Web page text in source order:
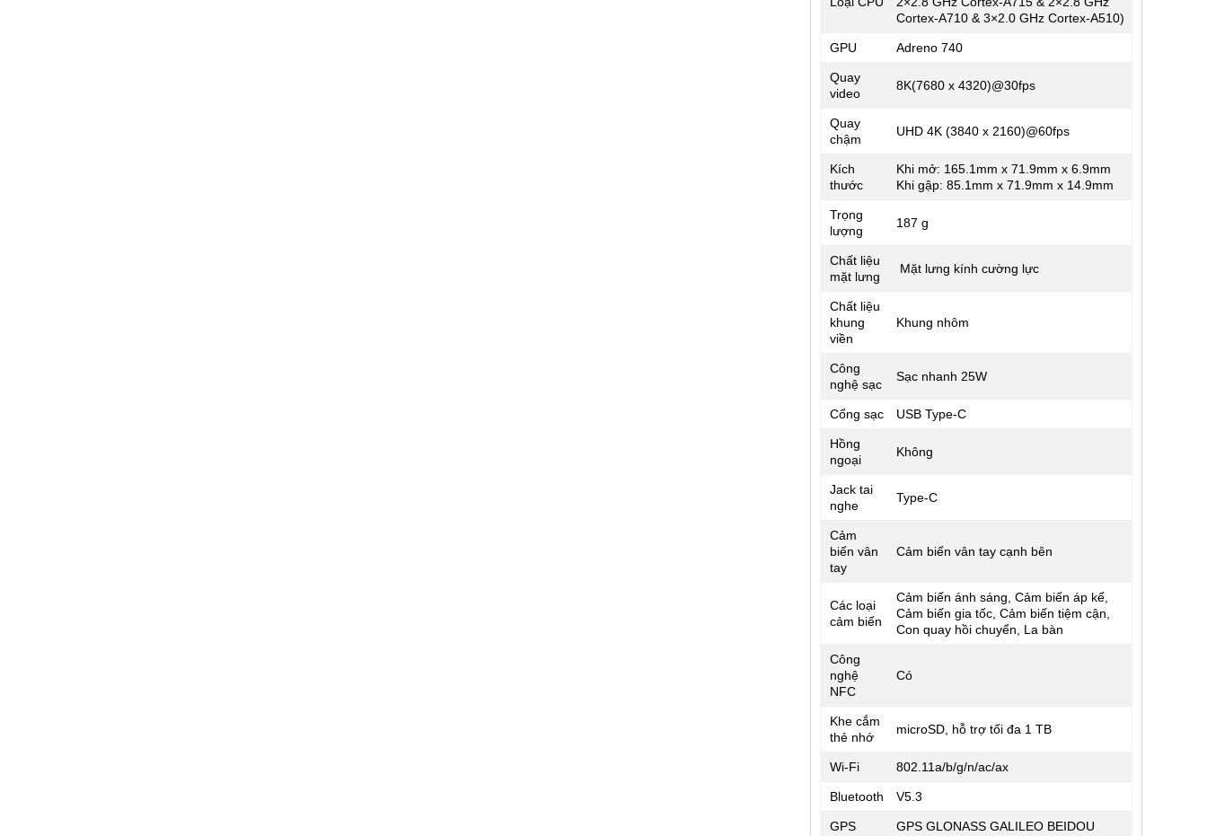
Cortex-A710 & 3×2.0 GHz Cortex-A510)
GPU Adreno 740
Quay
video
8K(7680 x 4320)@30fps
Quay
chậm
UHD 4K (3840 x 2160)@60fps
Kích
thước
Khi mở: 165.1mm x 71.9mm x 6.9mm
Khi gập: 85.1mm x 71.9mm x 14.9mm
Trọng
lượng
187 g
Chất liệu
mặt lưng
Mặt lưng kính cường lực
Chất liệu
khung
viền
Khung nhôm
Công
nghệ sạc
Sạc nhanh 25W
Cổng sạc USB Type-C
Hồng
ngoại
Không
Jack tai
nghe
Type-C
Cảm
biến vân
tay
Cảm biến vân tay cạnh bên
Các loại
cảm biến
Cảm biến ánh sáng, Cảm biến áp kế,
Cảm biến gia tốc, Cảm biến tiệm cận,
Con quay hồi chuyển, La bàn
Công
nghệ
NFC
Có
Khe cắm
thẻ nhớ
microSD, hỗ trợ tối đa 1 TB
Wi-Fi 802.11a/b/g/n/ac/ax
Bluetooth V5.3
GPS GPS GLONASS GALILEO BEIDOU